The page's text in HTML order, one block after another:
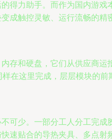
得力助手。而作为国内游
成触控灵敏、运行流畅的精
存和硬盘，它们从供应商
在这里完成，层层模块的前
可少。一部分工人分工完
速贴合的导热夹具、多点射